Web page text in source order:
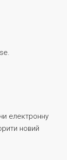
електронну
новий